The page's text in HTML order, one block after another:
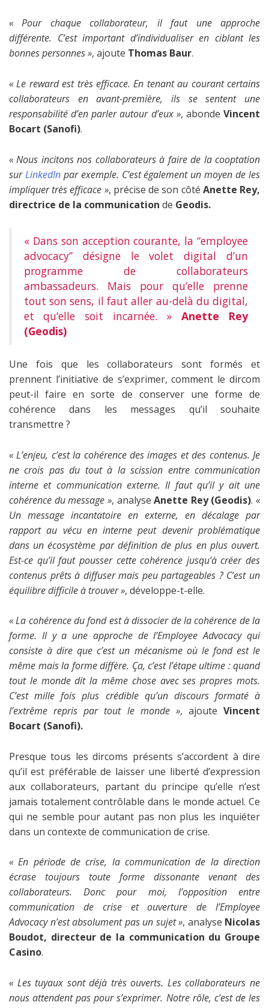
« Pour chaque collaborateur, il faut une approche
différente. C’est important d’individualiser en ciblant les
bonnes personnes », ajoute Thomas Baur.
« Le reward est très efficace. En tenant au courant certains
collaborateurs en avant-première, ils se sentent une
responsabilité d’en parler autour d’eux », abondeVincent
Bocart (Sanofi).
« Nous incitons nos collaborateurs à faire de la cooptation
surLinkedInpar exemple. C’est également un moyen de les
impliquer très efficace », précise de son côté Anette Rey,
directrice de la communication de Geodis.
« Dans son acception courante, la “employee
advocacy” désigne le volet digital d’un
programme de collaborateurs
ambassadeurs. Mais pour qu’elle prenne
tout son sens, il faut aller au-delà du digital,
et qu’elle soit incarnée. » Anette Rey
(Geodis)
Une fois que les collaborateurs sont formés et
prennent l’initiative de s’exprimer, comment le dircom
peut-il faire en sorte de conserver une forme de
cohérence dans les messages qu’il souhaite
transmettre ?
« L’enjeu, c’est la cohérence des images et des contenus. Je
ne crois pas du tout à la scission entre communication
interne et communication externe. Il faut qu’il y ait une
cohérence du message », analyseAnette Rey (Geodis). «
Un message incantatoire en externe, en décalage par
rapport au vécu en interne peut devenir problématique
dans un écosystème par définition de plus en plus ouvert.
Est-ce qu’il faut pousser cette cohérence jusqu’à créer des
contenus prêts à diffuser mais peu partageables ? C’est un
équilibre difficile à trouver », développe-t-elle.
« La cohérence du fond est à dissocier de la cohérence de la
forme. Il y a une approche de l’Employee Advocacy qui
consiste à dire que c’est un mécanisme où le fond est le
même mais la forme diffère. Ça, c’est l’étape ultime : quand
tout le monde dit la même chose avec ses propres mots.
C’est mille fois plus crédible qu’un discours formaté à
l’extrême repris par tout le monde », ajoute Vincent
Bocart (Sanofi).
Presque tous les dircoms présents s’accordent à dire
qu’il est préférable de laisser une liberté d’expression
aux collaborateurs, partant du principe qu’elle n’est
jamais totalement contrôlable dans le monde actuel. Ce
qui ne semble pour autant pas non plus les inquiéter
dans un contexte de communication de crise.
« En période de crise, la communication de la direction
écrase toujours toute forme dissonante venant des
collaborateurs. Donc pour moi, l’opposition entre
communication de crise et ouverture de l’Employee
Advocacy n’est absolument pas un sujet », analyse Nicolas
Boudot, directeur de la communication du Groupe
Casino.
« Les tuyaux sont déjà très ouverts. Les collaborateurs ne
nous attendent pas pour s’exprimer. Notre rôle, c’est de les